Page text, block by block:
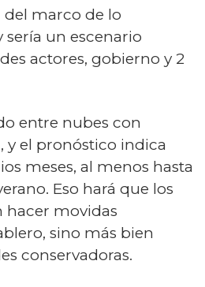
del marco de lo
sería un escenario
actores, gobierno y 2
entre nubes con
y el pronóstico indica
meses, al menos hasta
Eso hará que los
hacer movidas
sino más bien
conservadoras.